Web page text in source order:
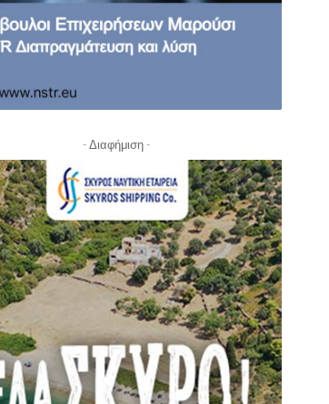
- Διαφήμιση -